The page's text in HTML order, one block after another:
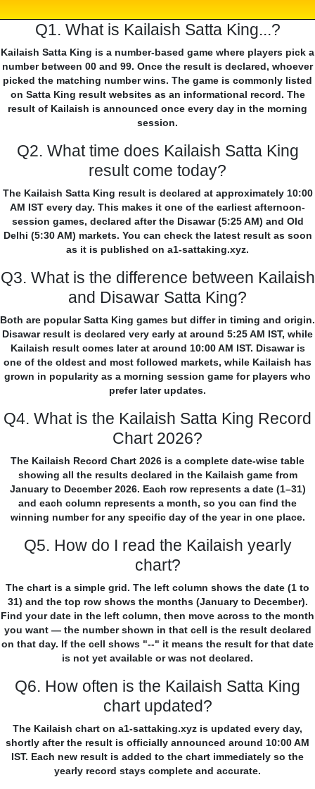
Q1. What is Kailaish Satta King...?
Kailaish Satta King is a number-based game where players pick a
number between 00 and 99. Once the result is declared, whoever
picked the matching number wins. The game is commonly listed
on Satta King result websites as an informational record. The
result of Kailaish is announced once every day in the morning
session.
Q2. What time does Kailaish Satta King
result come today?
The Kailaish Satta King result is declared at approximately 10:00
AM IST every day. This makes it one of the earliest afternoon-
session games, declared after the Disawar (5:25 AM) and Old
Delhi (5:30 AM) markets. You can check the latest result as soon
as it is published on a1-sattaking.xyz.
Q3. What is the difference between Kailaish
and Disawar Satta King?
Both are popular Satta King games but differ in timing and origin.
Disawar result is declared very early at around 5:25 AM IST, while
Kailaish result comes later at around 10:00 AM IST. Disawar is
one of the oldest and most followed markets, while Kailaish has
grown in popularity as a morning session game for players who
prefer later updates.
Q4. What is the Kailaish Satta King Record
Chart 2026?
The Kailaish Record Chart 2026 is a complete date-wise table
showing all the results declared in the Kailaish game from
January to December 2026. Each row represents a date (1–31)
and each column represents a month, so you can find the
winning number for any specific day of the year in one place.
Q5. How do I read the Kailaish yearly
chart?
The chart is a simple grid. The left column shows the date (1 to
31) and the top row shows the months (January to December).
Find your date in the left column, then move across to the month
you want — the number shown in that cell is the result declared
on that day. If the cell shows "--" it means the result for that date
is not yet available or was not declared.
Q6. How often is the Kailaish Satta King
chart updated?
The Kailaish chart on a1-sattaking.xyz is updated every day,
shortly after the result is officially announced around 10:00 AM
IST. Each new result is added to the chart immediately so the
yearly record stays complete and accurate.